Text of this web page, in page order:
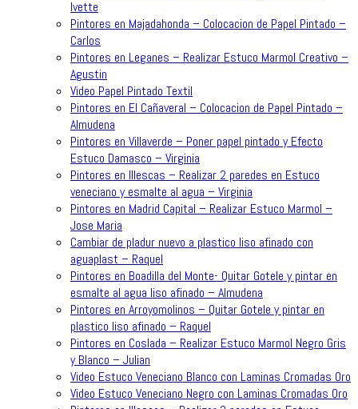
Ivette
Pintores en Majadahonda – Colocacion de Papel Pintado –
Carlos
Pintores en Leganes – Realizar Estuco Marmol Creativo –
Agustin
Video Papel Pintado Textil
Pintores en El Cañaveral – Colocacion de Papel Pintado –
Almudena
Pintores en Villaverde – Poner papel pintado y Efecto
Estuco Damasco – Virginia
Pintores en Illescas – Realizar 2 paredes en Estuco
veneciano y esmalte al agua – Virginia
Pintores en Madrid Capital – Realizar Estuco Marmol –
Jose Maria
Cambiar de pladur nuevo a plastico liso afinado con
aguaplast – Raquel
Pintores en Boadilla del Monte- Quitar Gotele y pintar en
esmalte al agua liso afinado – Almudena
Pintores en Arroyomolinos – Quitar Gotele y pintar en
plastico liso afinado – Raquel
Pintores en Coslada – Realizar Estuco Marmol Negro Gris
y Blanco – Julian
Video Estuco Veneciano Blanco con Laminas Cromadas Oro
Video Estuco Veneciano Negro con Laminas Cromadas Oro